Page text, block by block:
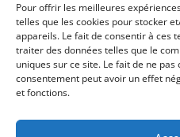
Pour offrir les meilleures
telles que les cookies pour stocker
appareils. Le fait de consentir à ces
traiter des données telles que le
uniques sur ce site. Le fait de ne
consentement peut avoir un effet
et fonctions.
 01 47 38